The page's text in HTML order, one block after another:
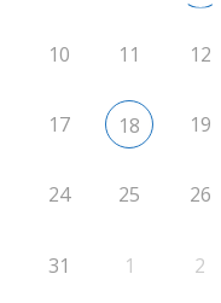
10 11 12
17 18 19
24 25 26
31 1 2